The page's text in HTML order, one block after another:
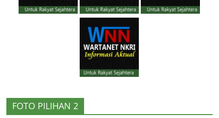
FOTO PILIHAN 2